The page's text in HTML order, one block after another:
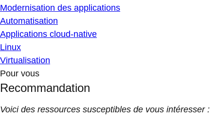
Modernisation des applications
Automatisation
Applications cloud-native
Linux
Virtualisation
Pour vous
Recommandation
Voici des ressources susceptibles de vous intéresser :